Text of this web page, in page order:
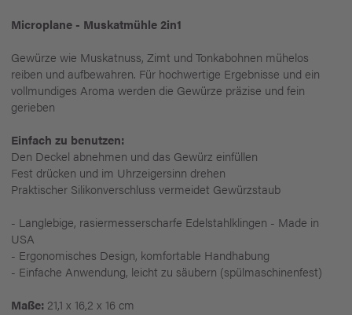
Microplane - Muskatmühle 2in1
Gewürze wie Muskatnuss, Zimt und Tonkabohnen mühelos
reiben und aufbewahren. Für hochwertige Ergebnisse und ein
vollmundiges Aroma werden die Gewürze präzise und fein
gerieben
Einfach zu benutzen:
Den Deckel abnehmen und das Gewürz einfüllen
Fest drücken und im Uhrzeigersinn drehen
Praktischer Silikonverschluss vermeidet Gewürzstaub
- Langlebige, rasiermesserscharfe Edelstahlklingen - Made in
USA
- Ergonomisches Design, komfortable Handhabung
- Einfache Anwendung, leicht zu säubern (spülmaschinenfest)
Maße: 21,1 x 16,2 x 16 cm